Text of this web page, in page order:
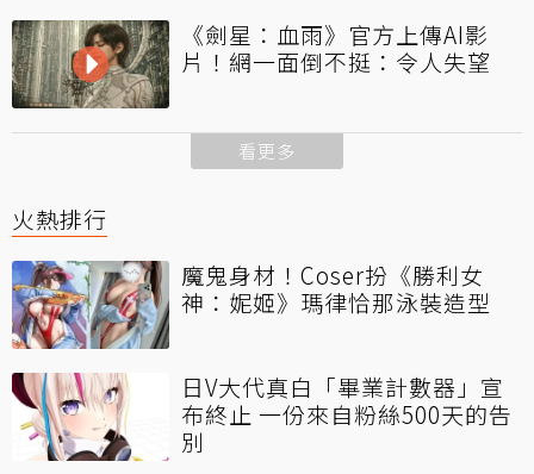
《劍星：血雨》官方上傳AI影
片！網一面倒不挺：令人失望
看更多
火熱排行
魔鬼身材！Coser扮《勝利女
神：妮姬》瑪律恰那泳裝造型
日V大代真白「畢業計數器」宣
布終止 一份來自粉絲500天的告
別